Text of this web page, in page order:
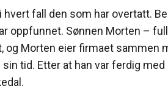
fall den som har overtatt.
oppfunnet. Sønnen Morten –
og Morten eier firmaet sammen
tid. Etter at han var ferdig